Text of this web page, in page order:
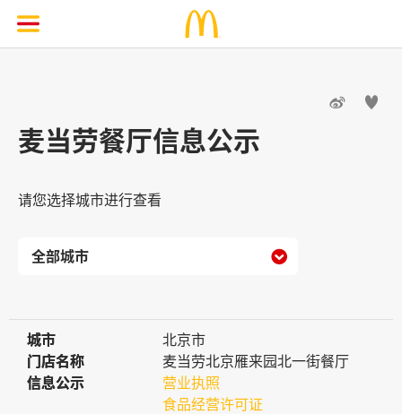
 
麦当劳餐厅信息公示
请您选择城市进行查看

城市
城市
北京市
门店名称
门店名称
麦当劳北京雁来园北一街餐厅
信息公示
信息公示
营业执照
食品经营许可证